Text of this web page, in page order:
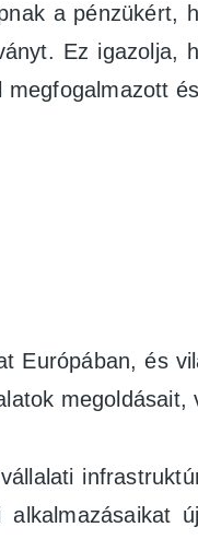
a
Ez igazolja,
Európában, és